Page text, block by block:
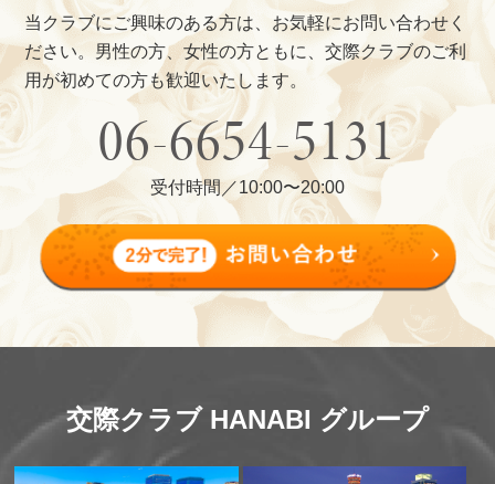
当クラブにご興味のある方は、お気軽にお問い合わせく
ださい。 男性の方、女性の方ともに、交際クラブのご利
用が初めての方も歓迎いたします。
06-6654-5131
受付時間／10:00〜20:00
交際クラブ HANABI グループ